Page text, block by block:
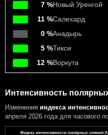
7 %Новый Уренгой
11 %Салехард
0 %Анадырь
5 %Тикси
12 %Воркута
Интенсивность
Изменения индекса
апреля 2026 года для часового